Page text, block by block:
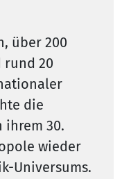
über 200
rund 20
die
ihrem 30.
wieder
Universums.